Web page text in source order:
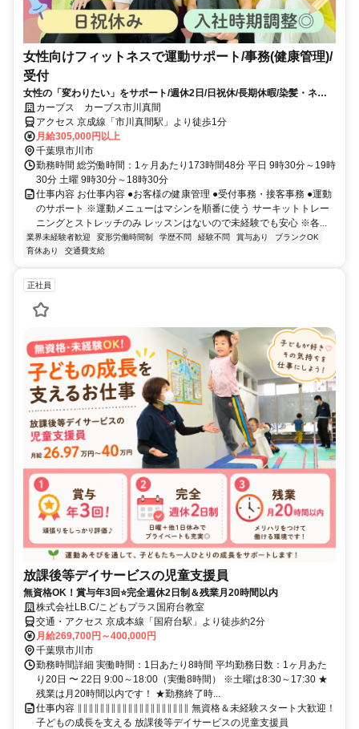
女性向けフィットネスで運動サポート/事務(健康管理)/
受付
女性の「変わりたい」をサポート/週休2日/日祝休/長期休暇/染髪・ネイ
ルOK※規定内
カーブス カーブス市川真間
アクセス 京成線「市川真間駅」より徒歩1分
月給305,000円以上
千葉県市川市
勤務時間 総労働時間：1ヶ月あたり173時間48分 平日 9時30分～19時
30分 土曜 9時30分～18時30分
仕事内容 お仕事内容 ●お客様の健康管理 ●受付事務・接客事務 ●運動
のサポート ※運動メニューはマシンを順番に使う サーキットトレー
ニングとストレッチのみ レッスンはないので未経験でも安心 ※各...
業界未経験者歓迎 変形労働時間制 学歴不問 経験不問 賞与あり
ブランクOK
育休あり
交通費支給
正社員
放課後等デイサービスの児童支援員
無資格OK！賞与年3回⭐完全週休2日制＆残業月20時間以内
株式会社LB.C/こどもプラス国府台教室
交通・アクセス 京成本線「国府台駅」より徒歩約2分
月給269,700円～400,000円
千葉県市川市
勤務時間詳細 実働時間：1日あたり8時間 平均勤務日数：1ヶ月あた
り20日 〜 22日 9:00～18:00（実働8時間） ※土曜は8:30～17:30 ★
残業は月20時間以内です！ ★勤務終了時...
仕事内容 ∥∥∥∥∥∥∥∥∥∥∥∥∥∥∥∥∥∥∥∥ 無資格＆未経験スタート大歓迎！
子どもの成長を支える 放課後等デイサービスの児童支援員